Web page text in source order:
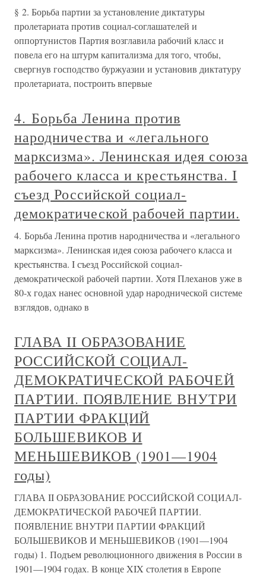
§ 2. Борьба партии за установление диктатуры
пролетариата против социал-соглашателей и
оппортунистов Партия возглавила рабочий класс и
повела его на штурм капитализма для того, чтобы,
свергнув господство буржуазии и установив диктатуру
пролетариата, построить впервые
4. Борьба Ленина против
народничества и «легального
марксизма». Ленинская идея союза
рабочего класса и крестьянства. I
съезд Российской социал-
демократической рабочей партии.
4. Борьба Ленина против народничества и «легального
марксизма». Ленинская идея союза рабочего класса и
крестьянства. I съезд Российской социал-
демократической рабочей партии. Хотя Плеханов уже в
80-х годах нанес основной удар народнической системе
взглядов, однако в
ГЛАВА II ОБРАЗОВАНИЕ
РОССИЙСКОЙ СОЦИАЛ-
ДЕМОКРАТИЧЕСКОЙ РАБОЧЕЙ
ПАРТИИ. ПОЯВЛЕНИЕ ВНУТРИ
ПАРТИИ ФРАКЦИЙ
БОЛЬШЕВИКОВ И
МЕНЬШЕВИКОВ (1901—1904
годы)
ГЛАВА II ОБРАЗОВАНИЕ РОССИЙСКОЙ СОЦИАЛ-
ДЕМОКРАТИЧЕСКОЙ РАБОЧЕЙ ПАРТИИ.
ПОЯВЛЕНИЕ ВНУТРИ ПАРТИИ ФРАКЦИЙ
БОЛЬШЕВИКОВ И МЕНЬШЕВИКОВ (1901—1904
годы) 1. Подъем революционного движения в России в
1901—1904 годах. В конце XIX столетия в Европе